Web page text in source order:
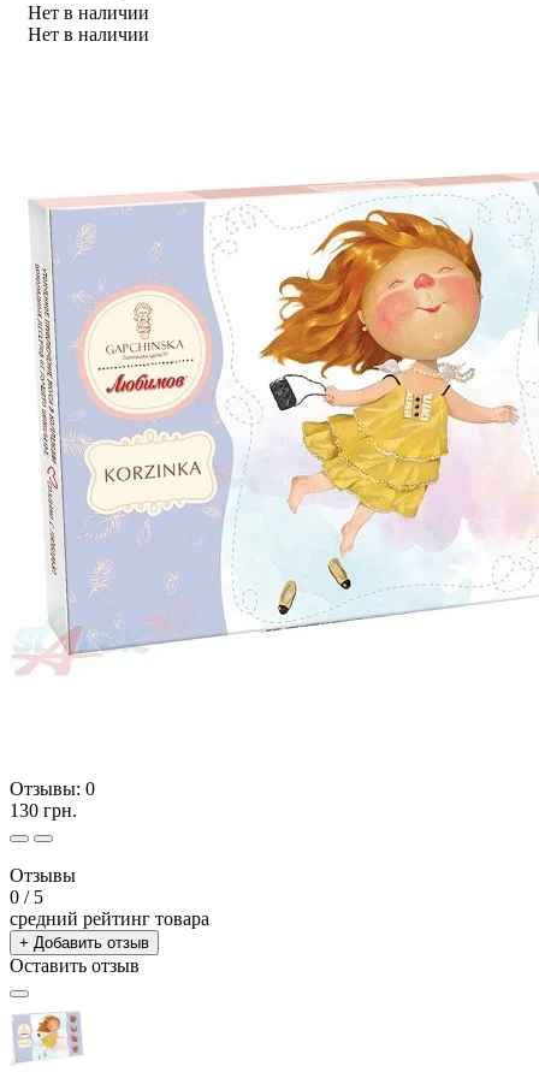
Нет в наличии
Нет в наличии
Отзывы: 0
130 грн.
Отзывы
0 / 5
средний рейтинг товара
+ Добавить отзыв
Оставить отзыв